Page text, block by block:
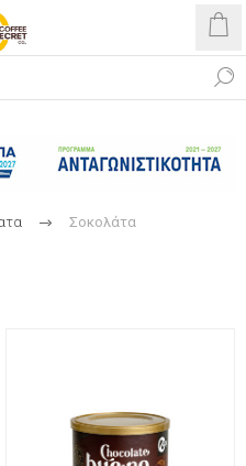
με αγορές άνω
Σοκολάτα